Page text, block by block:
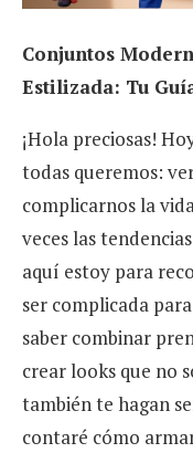
Conjuntos
Estilizada: Tu
¡Hola preciosas!
todas queremos:
complicarnos la
veces las
aquí estoy para
ser complicada
saber combinar
crear looks que no
también te hagan
contaré cómo